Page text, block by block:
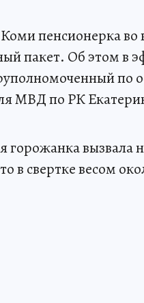
пенсионерка
пакет. Об этом в
по
МВД по РК
вызвала
в свертке весом